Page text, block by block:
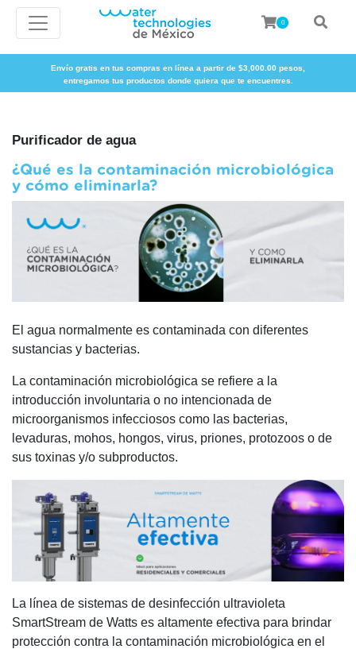
0
Envío gratis en tus compras en línea a partir de $3,000.00 pesos,
entregamos tus productos donde quiera que te encuentres.
Purificador de agua
¿Qué es la contaminación microbiológica
y cómo eliminarla?
El agua normalmente es contaminada con diferentes
sustancias y bacterias.
La contaminación microbiológica se refiere a la
introducción involuntaria o no intencionada de
microorganismos infecciosos como las bacterias,
levaduras, mohos, hongos, virus, priones, protozoos o de
sus toxinas y/o subproductos.
La línea de sistemas de desinfección ultravioleta
SmartStream de Watts es altamente efectiva para brindar
protección contra la contaminación microbiológica en el